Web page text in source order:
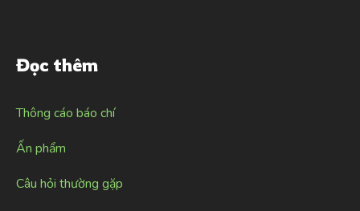
Đọc thêm
Thông cáo báo chí
Ấn phẩm
Câu hỏi thường gặp